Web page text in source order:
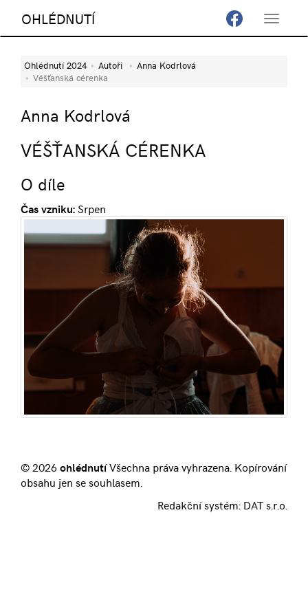
Toggle
OHLÉDNUTÍ
Ohlédnutí 2024 Autoři
Anna Kodrlová
Véšťanská cérenka
Anna Kodrlová
VÉŠŤANSKÁ CÉRENKA
O díle
Čas vzniku:Srpen
© 2026ohlédnutíVšechna práva vyhrazena. Kopírování
obsahu jen se souhlasem.
Redakční systém: DAT s.r.o.